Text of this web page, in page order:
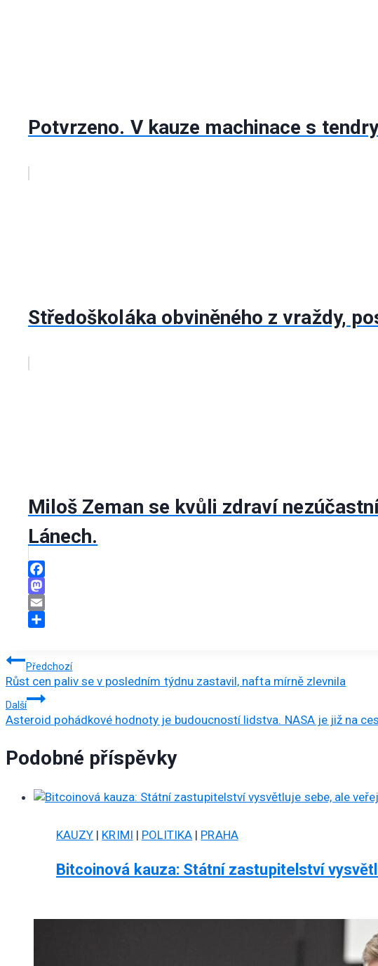
Potvrzeno. V kauze machinace s
Středoškoláka obviněného z vraždy,
Miloš Zeman se kvůli zdraví
Lánech.
Facebook
Mastodon
Email
Navigace
pro
příspěvek
Předchozí
Růst cen paliv se v posledním týdnu zastavil, nafta mírně zlevnila
Další
Asteroid pohádkové hodnoty je budoucností lidstva. NASA je již na
Podobné příspěvky
KAUZY | KRIMI | POLITIKA | PRAHA
Bitcoinová kauza: Státní zastupitelství